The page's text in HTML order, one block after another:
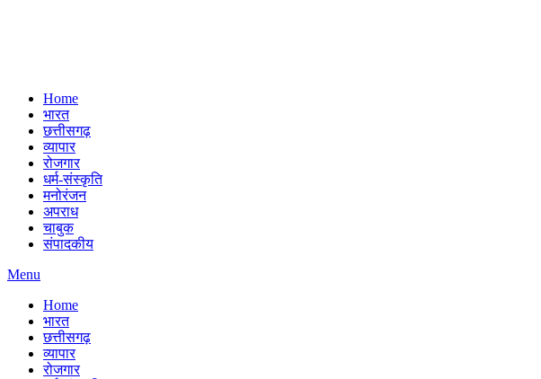
Home
भारत
छत्तीसगढ़
व्यापार
रोजगार
धर्म-संस्कृति
मनोरंजन
अपराध
चाबुक
संपादकीय
Menu
Home
भारत
छत्तीसगढ़
व्यापार
रोजगार